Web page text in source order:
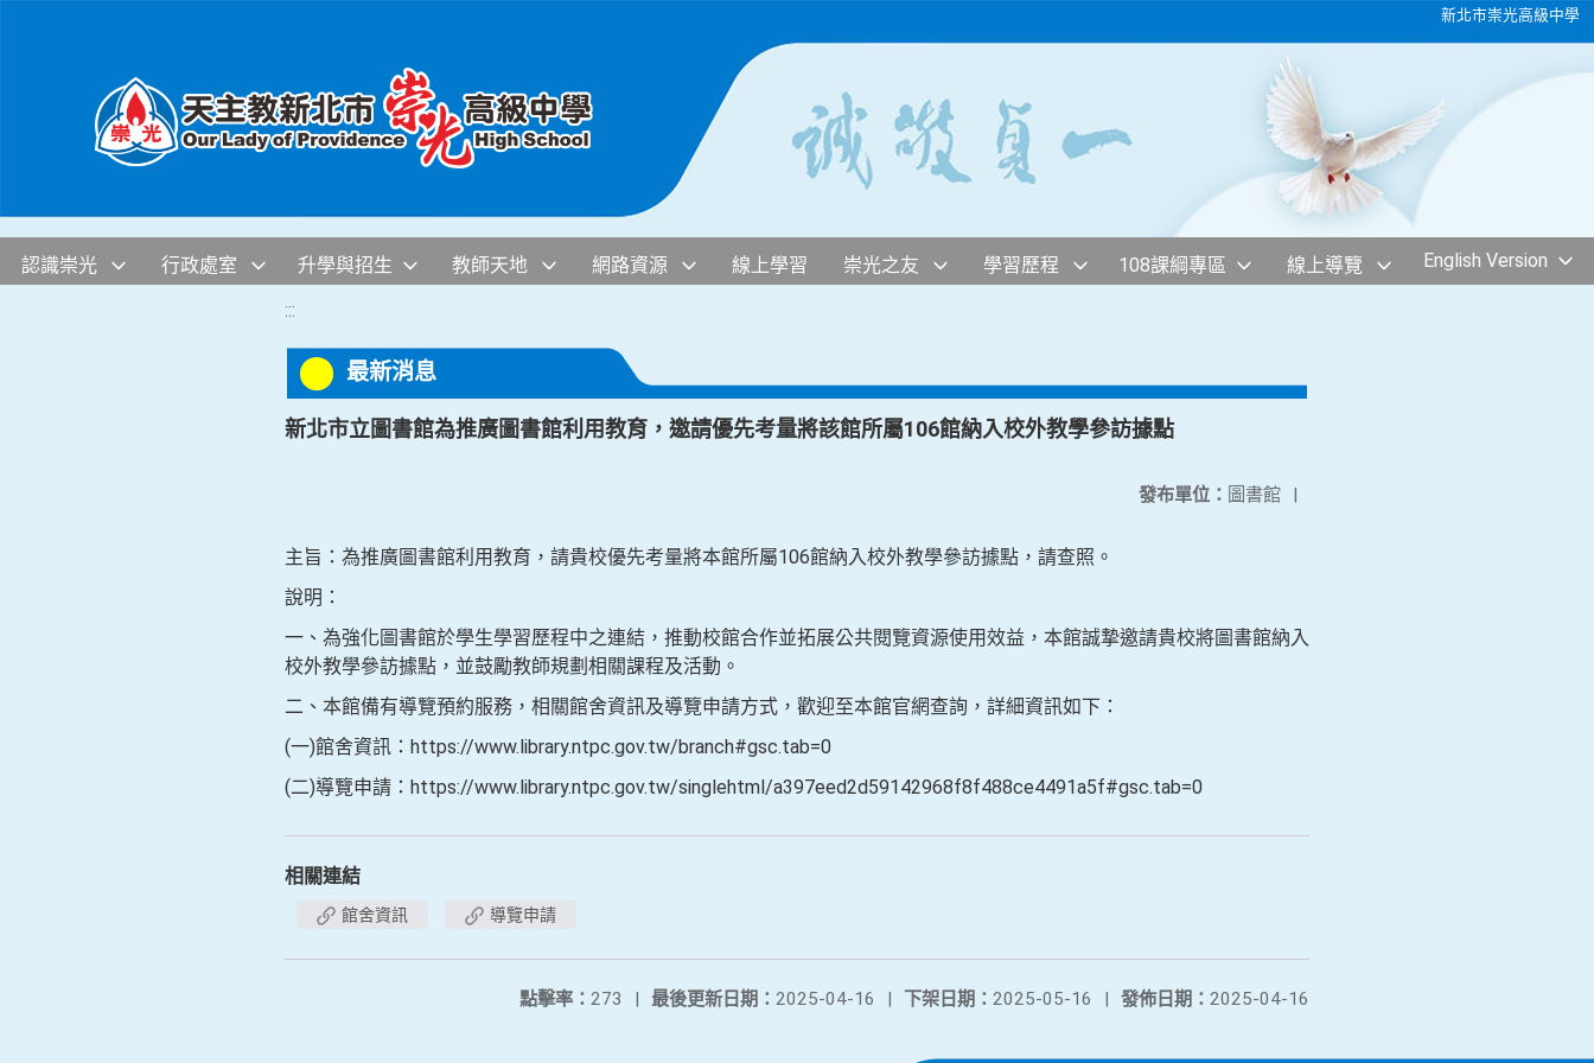
新北市崇光高級中學
認識崇光 行政處室 升學與招生 教師天地 網路資源 線上學習 崇光之友 學習歷程 108課綱專區 線上導覽 English Version
:::
最新消息
新北市立圖書館為推廣圖書館利用教育，邀請優先考量將該館所屬106館納入校外教學參訪據點
發布單位： 圖書館 |
主旨：為推廣圖書館利用教育，請貴校優先考量將本館所屬106館納入校外教學參訪據點，請查照。
說明：
一、為強化圖書館於學生學習歷程中之連結，推動校館合作並拓展公共閱覽資源使用效益，本館誠摯邀請貴校將圖書館納入
校外教學參訪據點，並鼓勵教師規劃相關課程及活動。
二、本館備有導覽預約服務，相關館舍資訊及導覽申請方式，歡迎至本館官網查詢，詳細資訊如下：
(一)館舍資訊：https://www.library.ntpc.gov.tw/branch#gsc.tab=0
(二)導覽申請：https://www.library.ntpc.gov.tw/singlehtml/a397eed2d59142968f8f488ce4491a5f#gsc.tab=0
相關連結
館舍資訊 導覽申請
發佈日期： 2025-04-16
下架日期： 2025-05-16 |
最後更新日期： 2025-04-16 |
點擊率： 273 |